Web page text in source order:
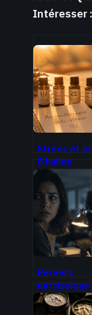
Intéresser :
Stress et
8 huiles
retrouver
sérénité au
quotidien
Pervers
narcissique
travail :
la